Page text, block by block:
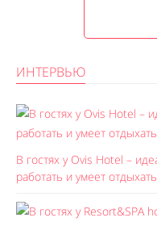
ИНТЕРВЬЮ
В гостях у Ovis Hotel –
работать и умеет отдыхать